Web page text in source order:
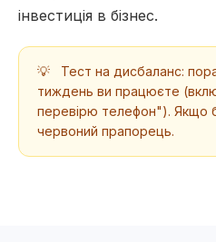
інвестиція в бізнес.
💡
Тест на дисбаланс:
тиждень ви працюєте
перевірю телефон"). Якщо
червоний прапорець.